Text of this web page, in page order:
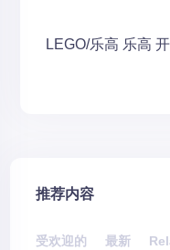
LEGO/乐高 乐高
推荐内容
受欢迎的 最新